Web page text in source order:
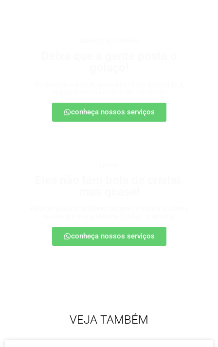
conheça nossos serviços
conheça nossos serviços
VEJA TAMBÉM